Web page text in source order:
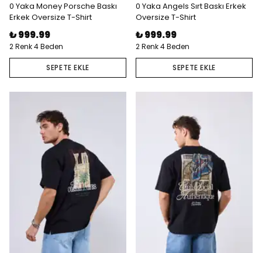
0 Yaka Money Porsche Baskı
Erkek Oversize T-Shirt
₺ 999.99
2 Renk 4 Beden
SEPETE EKLE
0 Yaka Angels Sırt Baskı Erkek
Oversize T-Shirt
₺ 999.99
2 Renk 4 Beden
SEPETE EKLE